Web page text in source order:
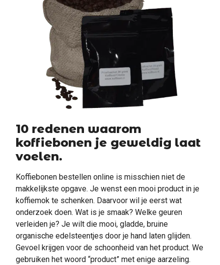
10 redenen waarom
koffiebonen je geweldig laat
voelen.
Koffiebonen bestellen online is misschien niet de
makkelijkste opgave. Je wenst een mooi product in je
koffiemok te schenken. Daarvoor wil je eerst wat
onderzoek doen. Wat is je smaak? Welke geuren
verleiden je? Je wilt die mooi, gladde, bruine
organische edelsteentjes door je hand laten glijden.
Gevoel krijgen voor de schoonheid van het product. We
gebruiken het woord “product” met enige aarzeling.